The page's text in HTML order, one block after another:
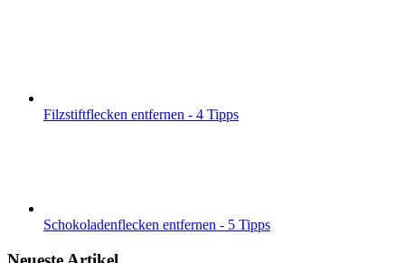
Filzstiftflecken entfernen - 4 Tipps
Schokoladenflecken entfernen - 5 Tipps